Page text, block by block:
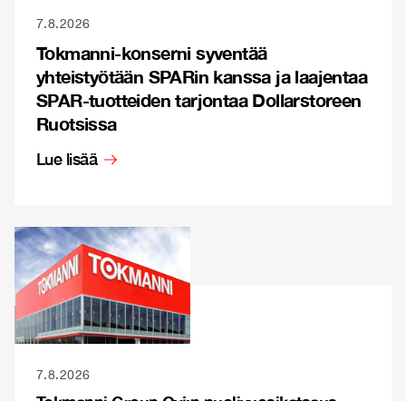
7.8.2026
Tokmanni-konserni syventää
yhteistyötään SPARin kanssa ja laajentaa
SPAR-tuotteiden tarjontaa Dollarstoreen
Ruotsissa
Lue lisää
7.8.2026